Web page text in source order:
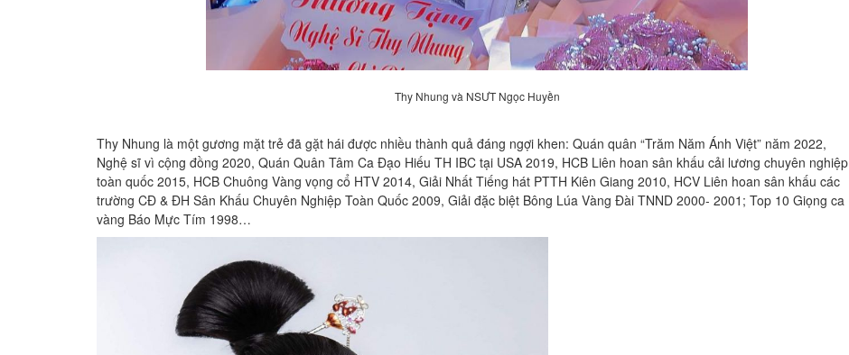
Thy Nhung và NSƯT Ngọc Huyền
Thy Nhung là một gương mặt trẻ đã gặt hái được nhiều thành quả đáng ngợi khen: Quán quân “Trăm Năm Ánh Việt” năm 2022,
Nghệ sĩ vì cộng đồng 2020, Quán Quân Tâm Ca Đạo Hiếu TH IBC tại USA 2019, HCB Liên hoan sân khấu cải lương chuyên nghiệp
toàn quốc 2015, HCB Chuông Vàng vọng cổ HTV 2014, Giải Nhất Tiếng hát PTTH Kiên Giang 2010, HCV Liên hoan sân khấu các
trường CĐ & ĐH Sân Khấu Chuyên Nghiệp Toàn Quốc 2009, Giải đặc biệt Bông Lúa Vàng Đài TNND 2000- 2001; Top 10 Giọng ca
vàng Báo Mực Tím 1998…